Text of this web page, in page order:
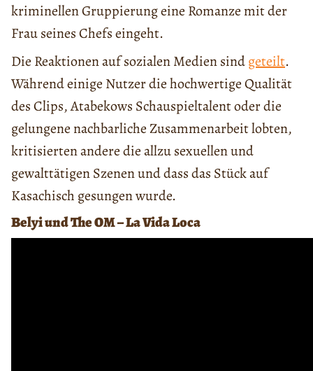
kriminellen Gruppierung eine Romanze mit der
Frau seines Chefs eingeht.
Die Reaktionen auf sozialen Medien sindgeteilt.
Während einige Nutzer die hochwertige Qualität
des Clips, Atabekows Schauspieltalent oder die
gelungene nachbarliche Zusammenarbeit lobten,
kritisierten andere die allzu sexuellen und
gewalttätigen Szenen und dass das Stück auf
Kasachisch gesungen wurde.
Belyi und The OM – La Vida Loca